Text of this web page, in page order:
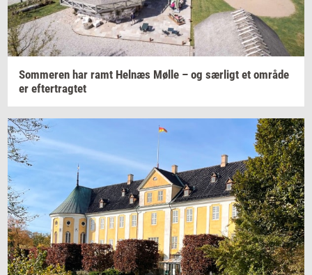
Som­me­ren har ramt Hel­næs Mølle – og sær­ligt et om­rå­de
er ef­ter­trag­tet